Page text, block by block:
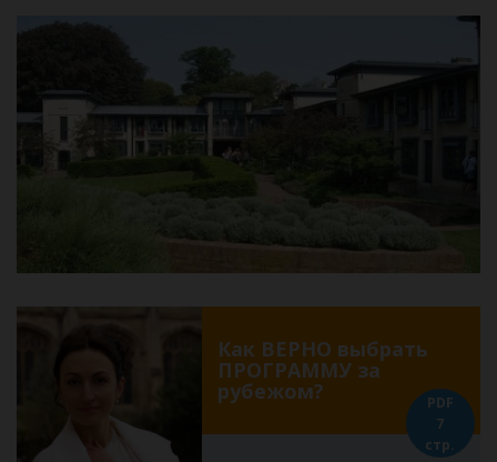
Как ВЕРНО выбрать
ПРОГРАММУ за
рубежом?
PDF
7
стр.